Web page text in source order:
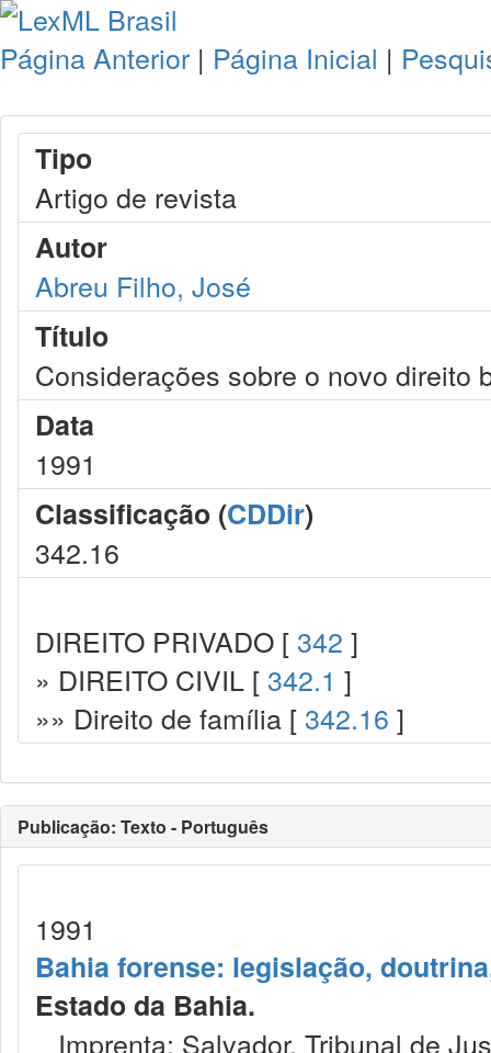
Página Anterior | Página Inicial |
Tipo
Artigo de revista
Autor
Abreu Filho, José
Título
Considerações sobre o novo direito
Data
1991
Classificação (CDDir)
342.16
DIREITO PRIVADO [ 342 ]
» DIREITO CIVIL [ 342.1 ]
»» Direito de família [ 342.16 ]
Publicação: Texto - Português
1991
Bahia forense: legislação,
Estado da Bahia.
Imprenta: Salvador, Tribunal de